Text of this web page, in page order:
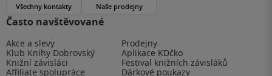
Často navštěvované
Akce a slevy
Prodejny
Klub Knihy Dobrovský
Aplikace KDčko
Knižní závisláci
Festival knižních závisláků
Affiliate spolupráce
Dárkové poukazy
Všechny kontakty Naše prodejny